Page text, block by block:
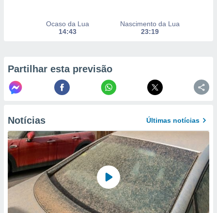
utilizar
medir
da
medir o
dos
os
ou
Ocaso da Lua
14:43
Nascimento da Lua
23:19
Partilhar esta previsão
Notícias Últimas notícias